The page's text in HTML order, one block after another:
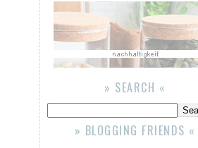
» SEARCH «
» BLOGGING FRIENDS «